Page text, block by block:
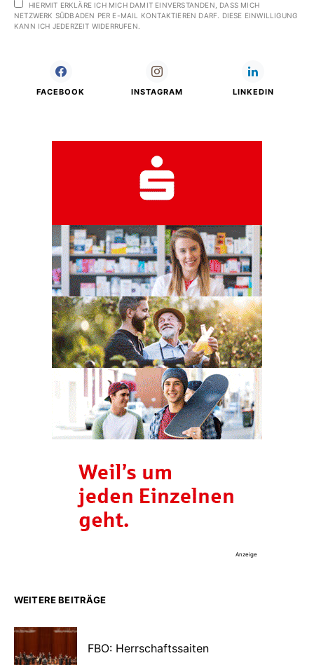
HIERMIT ERKLÄRE ICH MICH DAMIT EINVERSTANDEN, DASS MICH
NETZWERK SÜDBADEN PER E-MAIL KONTAKTIEREN DARF. DIESE EINWILLIGUNG
KANN ICH JEDERZEIT WIDERRUFEN.
FACEBOOK INSTAGRAM LINKEDIN
Anzeige
WEITERE BEITRÄGE
FBO: Herrschaftssaiten